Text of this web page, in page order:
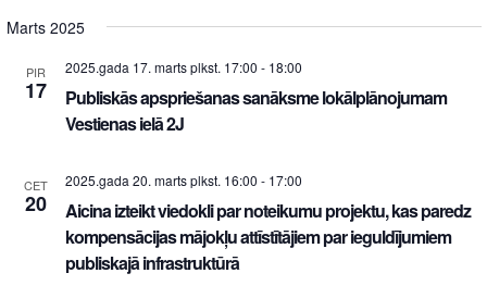
Marts 2025
PIR
17
2025.gada 17. marts plkst. 17:00 - 18:00
Publiskās apspriešanas sanāksme lokālplānojumam
Vestienas ielā 2J
CET
20
2025.gada 20. marts plkst. 16:00 - 17:00
Aicina izteikt viedokli par noteikumu projektu, kas paredz
kompensācijas mājokļu attīstītājiem par ieguldījumiem
publiskajā infrastruktūrā